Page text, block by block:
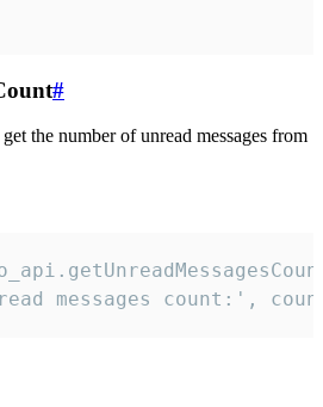
#
the number of unread messages from
messages count:',